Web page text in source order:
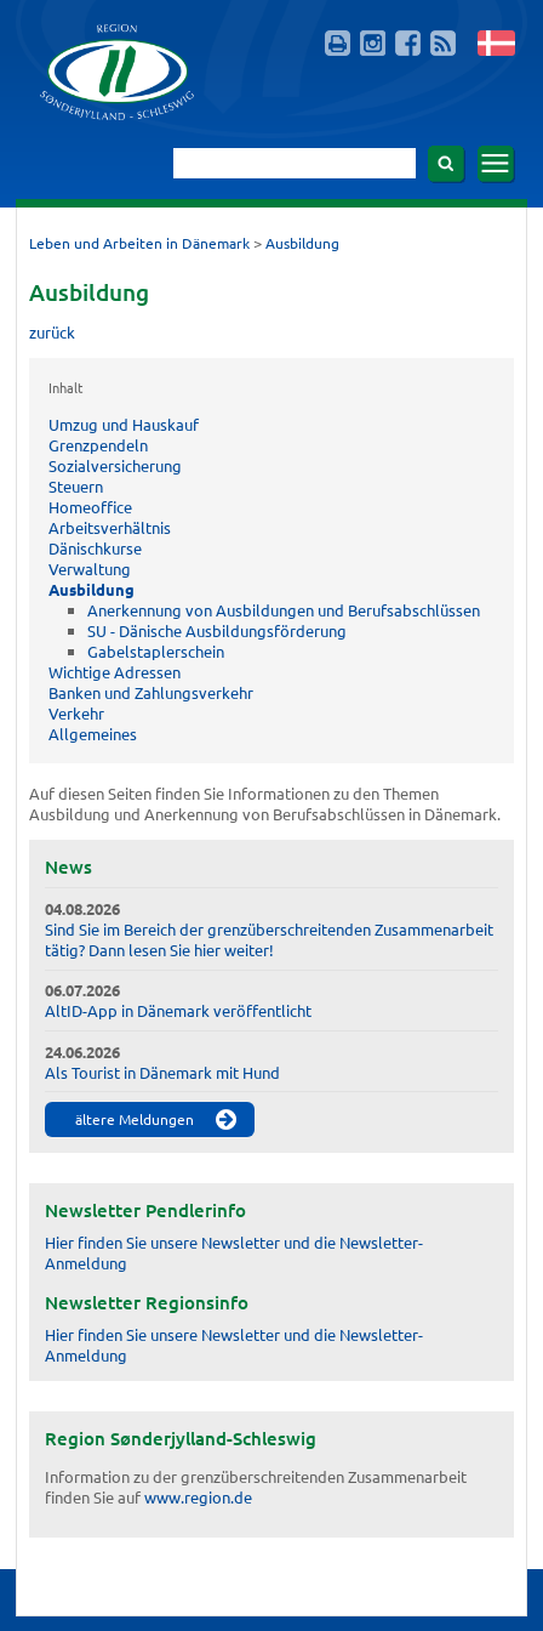
Leben und Arbeiten in Dänemark > Ausbildung
Ausbildung
zurück
Inhalt
Umzug und Hauskauf
Grenzpendeln
Sozialversicherung
Steuern
Homeoffice
Arbeitsverhältnis
Dänischkurse
Verwaltung
Ausbildung
Anerkennung von Ausbildungen und Berufsabschlüssen
SU - Dänische Ausbildungsförderung
Gabelstaplerschein
Wichtige Adressen
Banken und Zahlungsverkehr
Verkehr
Allgemeines
Auf diesen Seiten finden Sie Informationen zu den Themen
Ausbildung und Anerkennung von Berufsabschlüssen in Dänemark.
News
04.08.2026
Sind Sie im Bereich der grenzüberschreitenden Zusammenarbeit
tätig? Dann lesen Sie hier weiter!
06.07.2026
AltID-App in Dänemark veröffentlicht
24.06.2026
Als Tourist in Dänemark mit Hund
ältere Meldungen
Newsletter Pendlerinfo
Hier finden Sie unsere Newsletter und die Newsletter-
Anmeldung
Newsletter Regionsinfo
Hier finden Sie unsere Newsletter und die Newsletter-
Anmeldung
Region Sønderjylland-Schleswig
Information zu der grenzüberschreitenden Zusammenarbeit
finden Sie aufwww.region.de